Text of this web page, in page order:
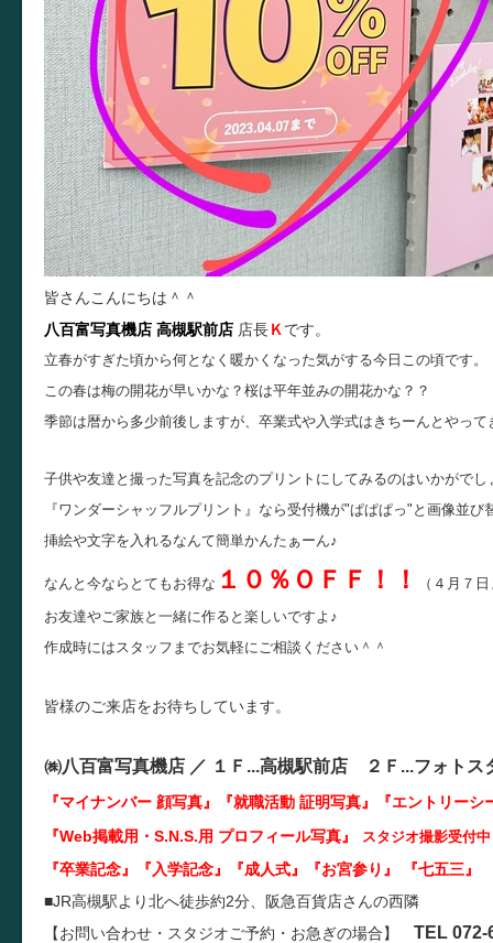
皆さんこんにちは＾＾
八百富写真機店 高槻駅前店 店長Ｋ です。
立春がすぎた頃から何となく暖かくなった気がする今日この頃です。
この春は梅の開花が早いかな？桜は平年並みの開花かな？？
季節は暦から多少前後しますが、卒業式や入学式はきちーんとやって
子供や友達と撮った写真を記念のプリントにしてみるのはいかがでし
『ワンダーシャッフルプリント』なら受付機が"ぱぱぱっ"と画像並
挿絵や文字を入れるなんて簡単かんたぁーん♪
なんと今ならとてもお得な １０％ＯＦＦ！！ （４月７
お友達やご家族と一緒に作ると楽しいですよ♪
作成時にはスタッフまでお気軽にご相談ください＾＾
皆様のご来店をお待ちしています。
㈱八百富写真機店 ／ １Ｆ...高槻駅前店 ２Ｆ...フォトス
『マイナンバー 顔写真』『就職活動 証明写真』『エントリーシ
『Web掲載用・S.N.S.用 プロフィール写真』
スタジオ撮影受付中
『卒業記念』『入学記念』『成人式』『お宮参り』 『七五三』
■JR高槻駅より北へ徒歩約2分、阪急百貨店さんの西隣
【お問い合わせ・スタジオご予約・お急ぎの場合】 TEL 072-